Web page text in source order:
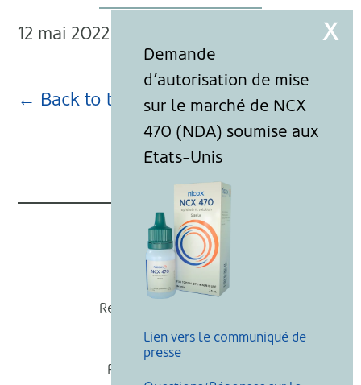
12 mai 2022
← Back to blog page
Nicox
Recevoir nos actualités
Mentions légales
Politique de cookies
Lien vers le communiqué de
presse